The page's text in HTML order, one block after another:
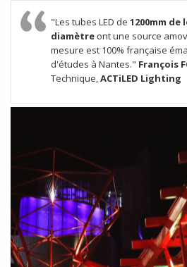
"Les tubes LED de 1200mm
diamètre ont une source
mesure est 100% française
d'études à Nantes." François
Technique,ACTiLED Lighting